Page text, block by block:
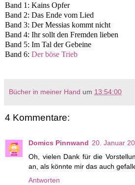
Band 1: Kains Opfer
Band 2: Das Ende vom Lied
Band 3: Der Messias kommt nicht
Band 4: Ihr sollt den Fremden lieben
Band 5: Im Tal der Gebeine
Band 6: Der böse Trieb
Bücher in meiner Hand um 13:54:00
4 Kommentare:
Domics Pinnwand 20. Januar
Oh, vielen Dank für die
an, als könnte mir das auch
Antworten